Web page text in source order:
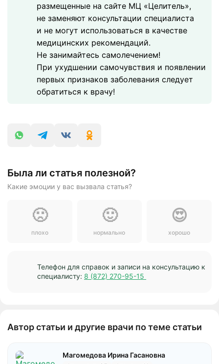
размещенные на сайте МЦ «Целитель»,
не заменяют консультации специалиста
и не могут использоваться в качестве
медицинских рекомендаций.
Не занимайтесь самолечением!
При ухудшении самочувствия и появлении
первых признаков заболевания следует
обратиться к врачу!
Была ли статья полезной?
Какие эмоции у вас вызвала статья?
🙁
плохо
🙂
нормально
😍
хорошо
Телефон для справок и записи на консультацию к
специалисту: 8 (872) 270-95-15
Автор статьи и другие врачи по теме статьи
Магомедова Ирина Гасановна